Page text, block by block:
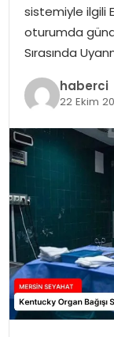
sistemiyle ilgili
oturumda
Sırasında
haberci
22 Ekim